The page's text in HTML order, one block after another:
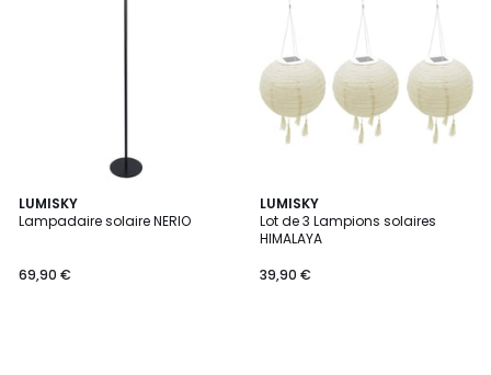
LUMISKY
Lampadaire solaire NERIO
69,90 €
LUMISKY
Lot de 3 Lampions solaires
HIMALAYA
39,90 €